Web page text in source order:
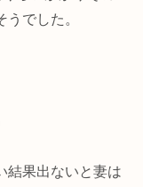
でした。
結果出ないと妻は